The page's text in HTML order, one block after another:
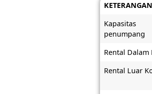
KETERANGAN
Kapasitas
penumpang
Rental Dalam
Rental Luar